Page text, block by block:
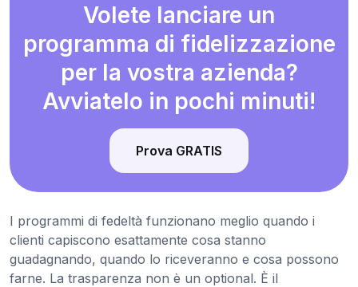
Volete lanciare un
programma di fidelizzazione
per la vostra azienda?
Avviatelo in pochi minuti!
Prova GRATIS
I programmi di fedeltà funzionano meglio quando i
clienti capiscono esattamente cosa stanno
guadagnando, quando lo riceveranno e cosa possono
farne. La trasparenza non è un optional. È il